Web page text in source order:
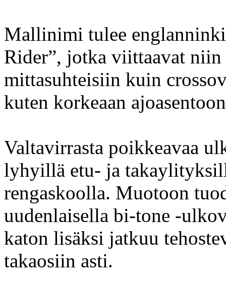
Mallinimi tulee
Rider”, jotka viittaavat
mittasuhteisiin kuin
kuten korkeaan
Valtavirrasta poikkeavaa
lyhyillä etu- ja
rengaskoolla. Muotoon
uudenlaisella bi-tone -
katon lisäksi jatkuu
takaosiin asti.